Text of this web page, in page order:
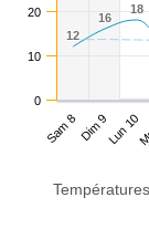
12
12
16
16
18
18
Sam 8Dim 9Lun 10
0
10
20